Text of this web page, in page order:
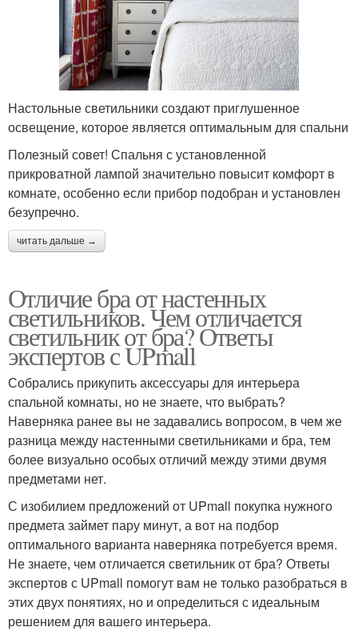
Настольные светильники создают приглушенное
освещение, которое является оптимальным для спальни
Полезный совет! Спальня с установленной
прикроватной лампой значительно повысит комфорт в
комнате, особенно если прибор подобран и установлен
безупречно.
читать дальше →
Отличие бра от настенных
светильников. Чем отличается
светильник от бра? Ответы
экспертов с UPmall
Собрались прикупить аксессуары для интерьера
спальной комнаты, но не знаете, что выбрать?
Наверняка ранее вы не задавались вопросом, в чем же
разница между настенными светильниками и бра, тем
более визуально особых отличий между этими двумя
предметами нет.
С изобилием предложений от UPmall покупка нужного
предмета займет пару минут, а вот на подбор
оптимального варианта наверняка потребуется время.
Не знаете, чем отличается светильник от бра? Ответы
экспертов с UPmall помогут вам не только разобраться в
этих двух понятиях, но и определиться с идеальным
решением для вашего интерьера.